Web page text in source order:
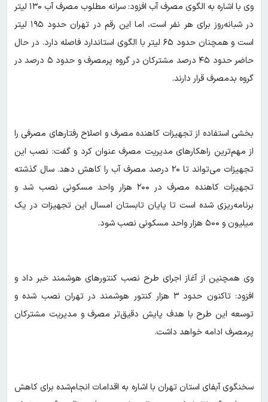
وی با اشاره به الگوی مصرف آب افزود: سرانه مطلوب مصرف آب ۱۳۰ لیتر
در شبانه‌روز برای هر نفر است، اما این رقم در تهران حدود ۱۹۵ لیتر
است و همچنان حدود ۶۵ لیتر با الگوی استاندارد فاصله دارد. در حال
حاضر حدود ۴۵ درصد مشترکان در گروه پرمصرف و حدود ۵ درصد در
گروه بدمصرف قرار دارند.
بخشی استفاده از تجهیزات کاهنده مصرف و اصلاح رفتارهای مصرفی را
از مهم‌ترین راهکارهای مدیریت مصرف عنوان کرد و گفت: نصب این
تجهیزات می‌تواند تا ۲۰ درصد مصرف آب را کاهش دهد. سال گذشته
تجهیزات کاهنده مصرف در ۲۰۰ هزار واحد مسکونی نصب شد و
برنامه‌ریزی شده است تا پایان تابستان امسال این تجهیزات در یک
میلیون و ۵۰۰ هزار واحد مسکونی نصب شود.
وی همچنین از آغاز اجرای طرح نصب کنتورهای هوشمند خبر داد و
افزود: تاکنون حدود ۳ هزار کنتور هوشمند در تهران نصب شده و
توسعه این طرح با هدف پایش دقیق‌تر مصرف و مدیریت مشترکان
پرمصرف ادامه خواهد داشت.
سخنگوی آبفای استان تهران با اشاره به اقدامات انجام‌شده برای کاهش